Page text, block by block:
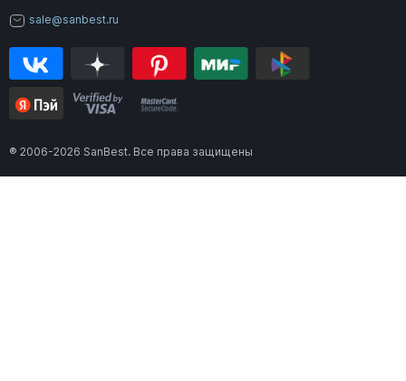
sale@sanbest.ru
® 2006-2026 SanBest. Все права защищены